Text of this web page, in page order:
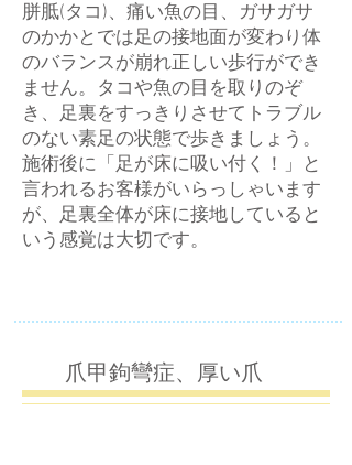
胼胝(タコ)、痛い魚の目、ガサガサ
のかかとでは足の接地面が変わり体
のバランスが崩れ正しい歩行ができ
ません。タコや魚の目を取りのぞ
き、足裏をすっきりさせて​トラブル
のない素足の状態で歩きましょう。
施術後に「足が床に吸い付く！」と
言われるお客様がいらっしゃいます
が、足裏全体が床に接地していると
いう感覚は大切です。
​爪甲鉤彎症、厚い爪